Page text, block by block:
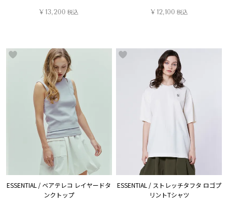
¥ 13,200 税込
¥ 12,100 税込
ESSENTIAL / ベアテレコ レイヤードタ
ンクトップ
ESSENTIAL / ストレッチタフタ ロゴプ
リントTシャツ